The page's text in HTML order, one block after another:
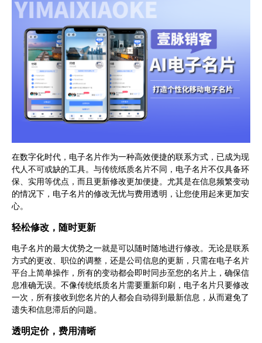
在数字化时代，电子名片作为一种高效便捷的联系方式，已成为现
代人不可或缺的工具。与传统纸质名片不同，电子名片不仅具备环
保、实用等优点，而且更新修改更加便捷。尤其是在信息频繁变动
的情况下，电子名片的修改无忧与费用透明，让您使用起来更加安
心。
轻松修改，随时更新
电子名片的最大优势之一就是可以随时随地进行修改。无论是联系
方式的更改、职位的调整，还是公司信息的更新，只需在电子名片
平台上简单操作，所有的变动都会即时同步至您的名片上，确保信
息准确无误。不像传统纸质名片需要重新印刷，电子名片只要修改
一次，所有接收到您名片的人都会自动得到最新信息，从而避免了
遗失和信息滞后的问题。
透明定价，费用清晰